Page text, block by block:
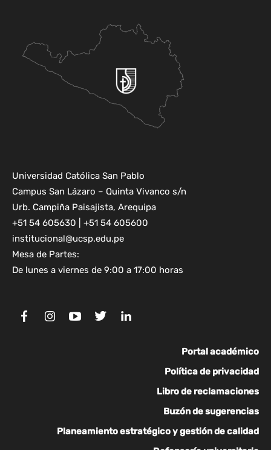
Universidad Católica San Pablo
Campus San Lázaro – Quinta Vivanco s/n
Urb. Campiña Paisajista, Arequipa
+51 54 605630 | +51 54 605600
institucional@ucsp.edu.pe
Mesa de Partes:
De lunes a viernes de 9:00 a 17:00 horas
Portal académico
Política de privacidad
Libro de reclamaciones
Buzón de sugerencias
Planeamiento estratégico y gestión de calidad